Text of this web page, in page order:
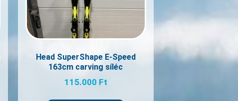
Head SuperShape E-Speed
163cm carving síléc
115.000 Ft